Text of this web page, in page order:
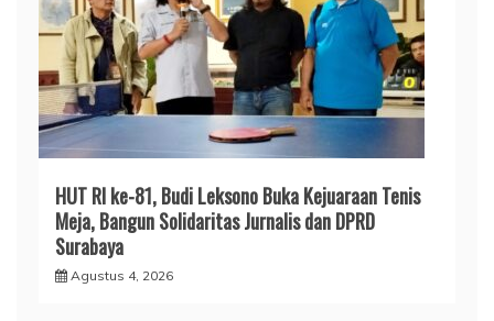
HUT RI ke-81, Budi Leksono Buka Kejuaraan Tenis
Meja, Bangun Solidaritas Jurnalis dan DPRD
Surabaya
Agustus 4, 2026